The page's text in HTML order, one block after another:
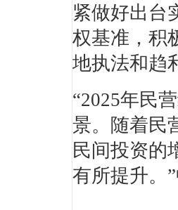
紧做好出台
权基准，积
地执法和趋
“2025年民
景。随着民
民间投资的
有所提升。